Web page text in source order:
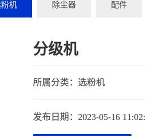
机 除尘器 配件
分级机
所属分类： 选粉机
发布日期： 2023-05-16